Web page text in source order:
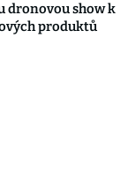
dronovou show k
produktů